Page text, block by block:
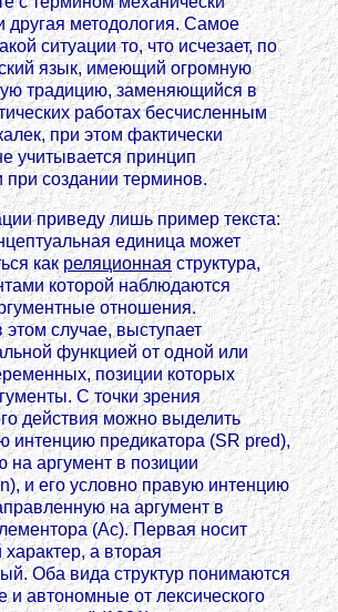
другая методология. Самое
ситуации то, что исчезает, по
язык, имеющий огромную
традицию, заменяющийся в
работах бесчисленным
при этом фактически
учитывается принцип
при создании терминов.
приведу лишь пример текста:
единица может
какреляционнаяструктура,
которой наблюдаются
отношения.
этом случае, выступает
функцией от одной или
позиции которых
С точки зрения
действия можно выделить
интенцию предикатора (SR pred),
на аргумент в позиции
и его условно правую интенцию
на аргумент в
(Ас). Первая носит
а вторая
Оба вида структур понимаются
и автономные от лексического